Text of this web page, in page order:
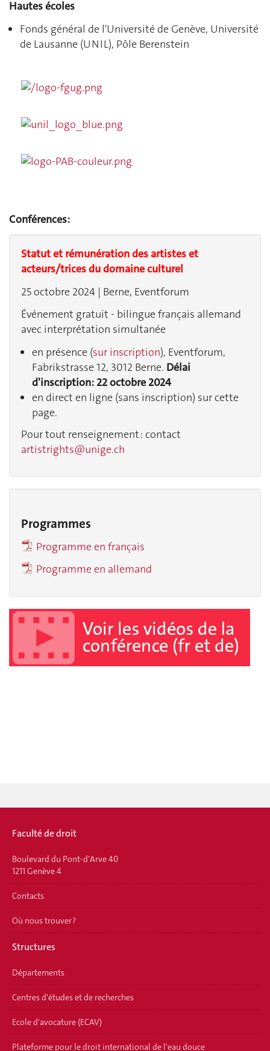
Hautes écoles
Fonds général de l'Université de Genève, Université
de Lausanne (UNIL), Pôle Berenstein
Conférences:
Statut et rémunération des artistes et
acteurs/trices du domaine culturel
25 octobre 2024 | Berne, Eventforum
Événement gratuit - bilingue français allemand
avec interprétation simultanée
en présence (sur inscription), Eventforum,
Fabrikstrasse 12, 3012 Berne. Délai
d'inscription: 22 octobre 2024
en direct en ligne (sans inscription) sur cette
page.
Pour tout renseignement : contact
artistrights@unige.ch
Programmes
Programme en français
Programme en allemand
Faculté de droit
Boulevard du Pont-d'Arve 40
1211 Genève 4
Contacts
Où nous trouver ?
Structures
Départements
Centres d'études et de recherches
Ecole d'avocature (ECAV)
Plateforme pour le droit international de l'eau douce